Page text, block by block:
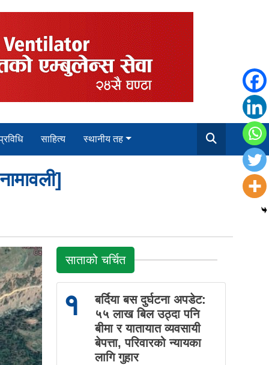
साहित्य स्थानीय तह
साताको चर्चित
१
बर्दिया बस दुर्घटना अपडेट:
५५ लाख बिल उठ्दा पनि
बीमा र यातायात व्यवसायी
बेपत्ता, परिवारको न्यायका
लागि गुहार